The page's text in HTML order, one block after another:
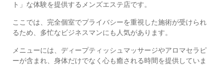
ト」な体験を提供するメンズエステ店です。
ここでは、完全個室でプライバシーを重視した施術が受けられ
るため、多忙なビジネスマンにも人気があります。
メニューには、ディープティッシュマッサージやアロマセラピ
ーが含まれ、身体だけでなく心も癒される時間を提供していま